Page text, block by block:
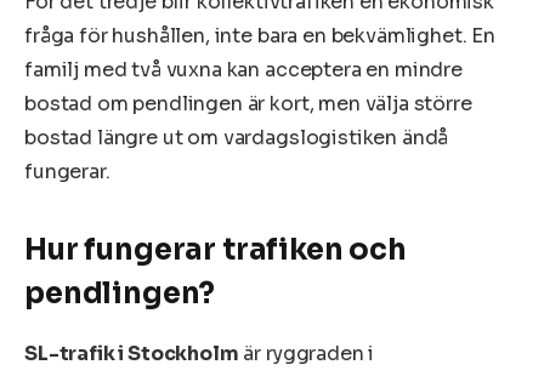
fråga för hushållen, inte bara en bekvämlighet. En
familj med två vuxna kan acceptera en mindre
bostad om pendlingen är kort, men välja större
bostad längre ut om vardagslogistiken ändå
fungerar.
Hur fungerar trafiken och
pendlingen?
SL-trafik i Stockholm är ryggraden i